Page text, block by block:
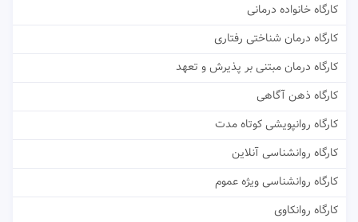
کارگاه خانواده درمانی
کارگاه درمان شناختی رفتاری
کارگاه درمان مبتنی بر پذیرش و تعهد
کارگاه ذهن آگاهی
کارگاه روانپویشی کوتاه مدت
کارگاه روانشناسی آنلاین
کارگاه روانشناسی ویژه عموم
کارگاه روانکاوی